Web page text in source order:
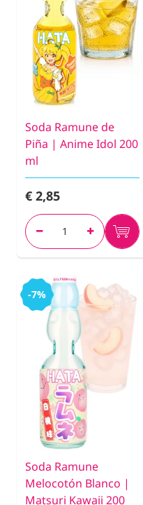
Soda Ramune de
Piña | Anime Idol 200
ml
€ 2,85
-7%
Soda Ramune
Melocotón Blanco |
Matsuri Kawaii 200